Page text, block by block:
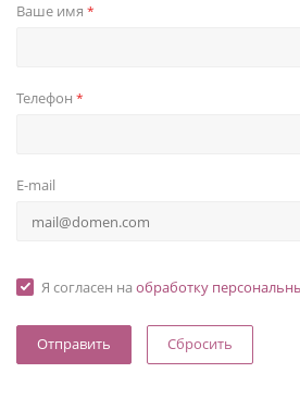
Ваше имя *
Телефон *
E-mail
Я согласен на обработку
Сбросить